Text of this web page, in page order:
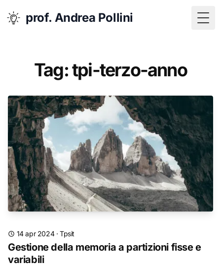
prof. Andrea Pollini
Tag: tpi-terzo-anno
14 apr 2024·Tpsit
Gestione della memoria a partizioni fisse e
variabili